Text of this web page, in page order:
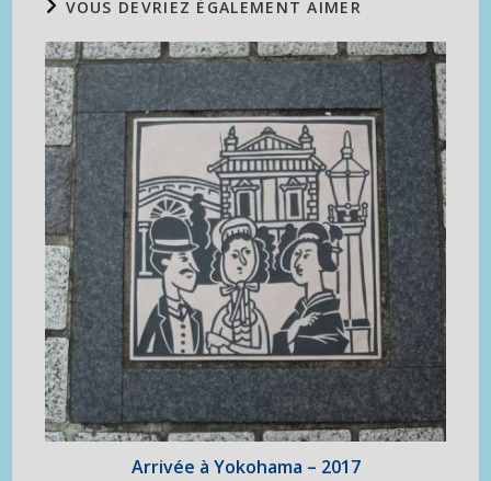
VOUS DEVRIEZ ÉGALEMENT AIMER
Arrivée à Yokohama – 2017